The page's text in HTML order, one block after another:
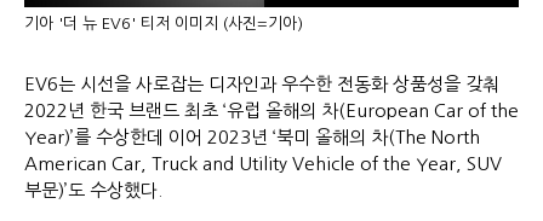
기아 '더 뉴 EV6' 티저 이미지 (사진=기아)
EV6는 시선을 사로잡는 디자인과 우수한 전동화 상품성을 갖춰
2022년 한국 브랜드 최초 ‘유럽 올해의 차(European Car of the
Year)’를 수상한데 이어 2023년 ‘북미 올해의 차(The North
American Car, Truck and Utility Vehicle of the Year, SUV
부문)’도 수상했다.